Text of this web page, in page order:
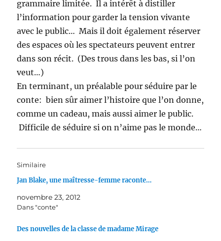
grammaire limitée. Il a intérêt à distiller
l’information pour garder la tension vivante
avec le public… Mais il doit également réserver
des espaces où les spectateurs peuvent entrer
dans son récit. (Des trous dans les bas, si l’on
veut…)
En terminant, un préalable pour séduire par le
conte: bien sûr aimer l’histoire que l’on donne,
comme un cadeau, mais aussi aimer le public.
Difficile de séduire si on n’aime pas le monde…
Similaire
Jan Blake, une maîtresse-femme raconte…
novembre 23, 2012
Dans "conte"
Des nouvelles de la classe de madame Mirage